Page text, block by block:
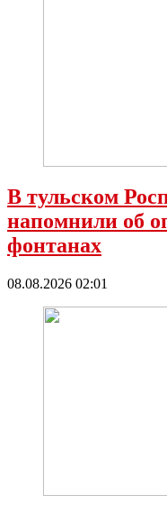
В тульском
напомнили об
фонтанах
08.08.2026 02:01